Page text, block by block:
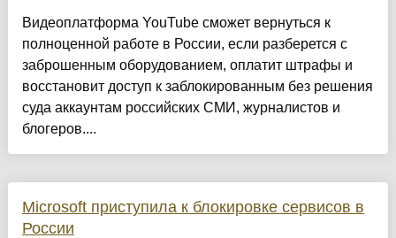
Видеоплатформа YouTube сможет вернуться к
полноценной работе в России, если разберется с
заброшенным оборудованием, оплатит штрафы и
восстановит доступ к заблокированным без решения
суда аккаунтам российских СМИ, журналистов и
блогеров....
Microsoft приступила к блокировке сервисов в
России